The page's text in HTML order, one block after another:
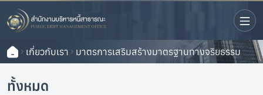
เกี่ยวกับเรา มาตรการเสริมสร้างมาตรฐานทางจริยธรรม
ทั้งหมด